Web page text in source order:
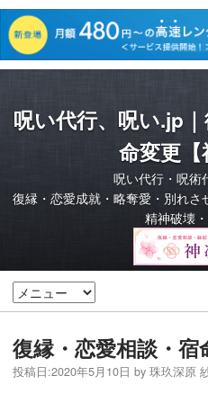
呪い代行、呪い.jp
命変更【
呪い代行・呪術
復縁・恋愛成就・略奪愛・別れさ
精神破壊
復縁・恋愛相談・宿
投稿日:2020年5月10日 by 珠玖深原